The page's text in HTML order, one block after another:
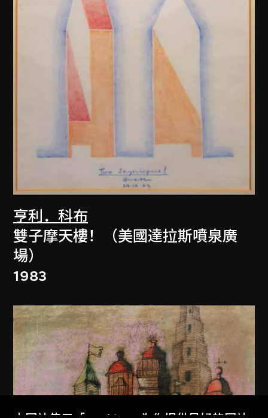
亨利．科布
雙子摩天樓！（美國達拉斯噴泉廣
場）
1983